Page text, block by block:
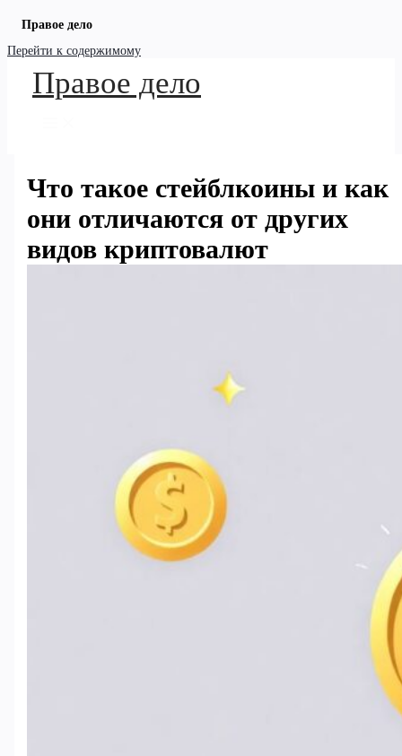
Правое дело
Перейти к содержимому
Правое дело
Что такое стейблкоины и как
они отличаются от других
видов криптовалют